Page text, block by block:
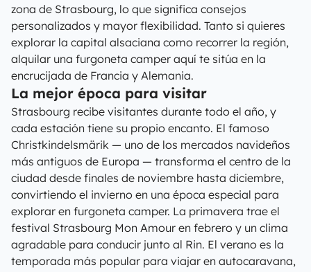
zona de Strasbourg, lo que significa consejos
personalizados y mayor flexibilidad. Tanto si quieres
explorar la capital alsaciana como recorrer la región,
alquilar una furgoneta camper aquí te sitúa en la
encrucijada de Francia y Alemania.
La mejor época para visitar
Strasbourg recibe visitantes durante todo el año, y
cada estación tiene su propio encanto. El famoso
Christkindelsmärik — uno de los mercados navideños
más antiguos de Europa — transforma el centro de la
ciudad desde finales de noviembre hasta diciembre,
convirtiendo el invierno en una época especial para
explorar en furgoneta camper. La primavera trae el
festival Strasbourg Mon Amour en febrero y un clima
agradable para conducir junto al Rin. El verano es la
temporada más popular para viajar en autocaravana,